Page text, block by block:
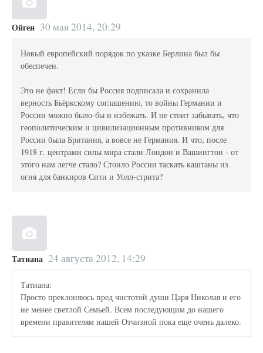
Ойген 30 мая 2014, 20:29
Новый европейский порядок по указке Берлина был бы
обеспечен.
Это не факт! Если бы Россия подписала и сохранила
верность Бьёркскому соглашению, то войны Германии и
России можно было-бы и избежать. И не стоит забывать, что
геополитическим и цивилизационным противником для
России была Британия, а вовсе не Германия. И что, после
1918 г. центрами силы мира стали Лондон и Вашингтон - от
этого нам легче стало? Стоило России таскать каштаны из
огня для банкиров Сити и Уолл-стрита?
Татиана 24 августа 2012, 14:29
Татиана:
Просто преклоняюсь пред чистотой души Царя Николая и его
не менее светлой Семьей. Всем последующим до нашего
времени правителям нашей Отчизной пока еще очень далеко.